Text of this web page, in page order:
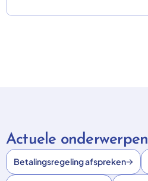
Actuele onderwerpen
Betalingsregeling afspreken